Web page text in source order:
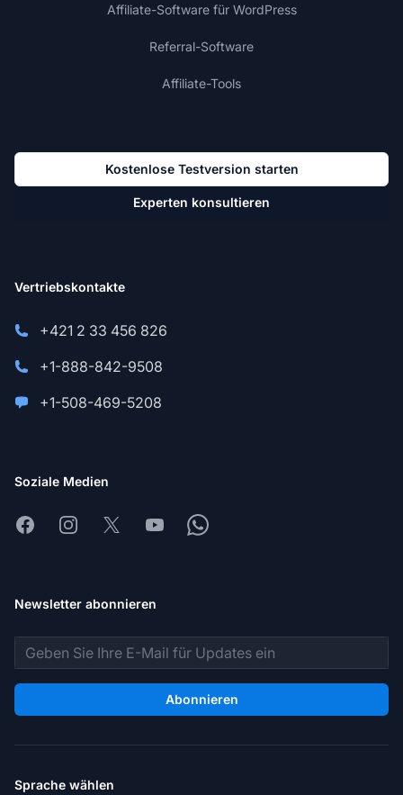
Affiliate-Software für WordPress
Referral-Software
Affiliate-Tools
Kostenlose Testversion starten
Experten konsultieren
Vertriebskontakte
+421 2 33 456 826
+1-888-842-9508
+1-508-469-5208
Soziale Medien
FacebookInstagram
X YoutubeWhatsapp
Newsletter abonnieren
E-Mail-Adresse
Abonnieren
Sprache wählen